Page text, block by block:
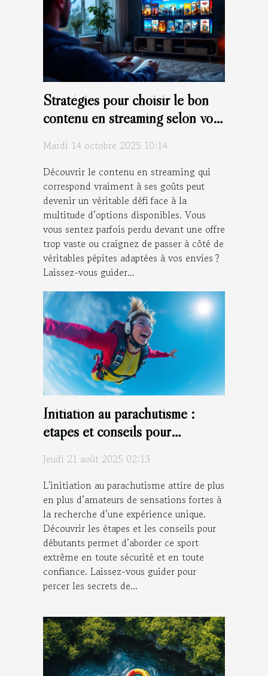
Stratégies pour choisir le bon
contenu en streaming selon vos
Mardi 14 octobre 2025 10:14
Découvrir le contenu en streaming qui
correspond vraiment à ses goûts peut
devenir un véritable défi face à la
multitude d’options disponibles. Vous
vous sentez parfois perdu devant une offre
trop vaste ou craignez de passer à côté de
véritables pépites adaptées à vos envies ?
Laissez-vous guider...
Initiation au parachutisme :
étapes et conseils pour
Jeudi 21 août 2025 02:13
L'initiation au parachutisme attire de plus
en plus d’amateurs de sensations fortes à
la recherche d’une expérience unique.
Découvrir les étapes et les conseils pour
débutants permet d’aborder ce sport
extrême en toute sécurité et en toute
confiance. Laissez-vous guider pour
percer les secrets de...